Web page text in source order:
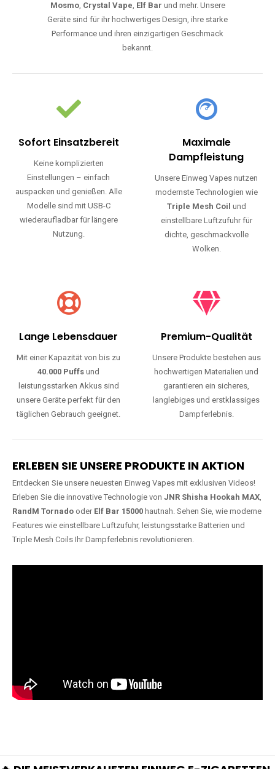
Mosmo, Crystal Vape, Elf Bar und mehr. Unsere
Geräte sind für ihr hochwertiges Design, ihre starke
Performance und ihren einzigartigen Geschmack
bekannt.
Sofort Einsatzbereit
Keine komplizierten
Einstellungen – einfach
auspacken und genießen. Alle
Modelle sind mit USB-C
wiederaufladbar für längere
Nutzung.
Maximale
Dampfleistung
Unsere Einweg Vapes nutzen
modernste Technologien wie
Triple Mesh Coil und
einstellbare Luftzufuhr für
dichte, geschmackvolle
Wolken.
Lange Lebensdauer
Mit einer Kapazität von bis zu
40.000 Puffs und
leistungsstarken Akkus sind
unsere Geräte perfekt für den
täglichen Gebrauch geeignet.
Premium-Qualität
Unsere Produkte bestehen aus
hochwertigen Materialien und
garantieren ein sicheres,
langlebiges und erstklassiges
Dampferlebnis.
ERLEBEN SIE UNSERE PRODUKTE IN AKTION
Entdecken Sie unsere neuesten Einweg Vapes mit exklusiven Videos!
Erleben Sie die innovative Technologie von JNR Shisha Hookah MAX,
RandM Tornado oder Elf Bar 15000 hautnah. Sehen Sie, wie moderne
Features wie einstellbare Luftzufuhr, leistungsstarke Batterien und
Triple Mesh Coils Ihr Dampferlebnis revolutionieren.